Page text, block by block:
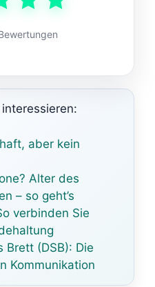
aber kein
Alter des
– so geht’s
verbinden Sie
Brett (DSB): Die
Kommunikation